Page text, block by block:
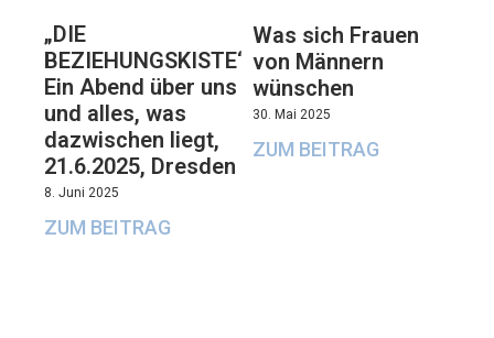
„DIE
BEZIEHUNGSKISTE“:
Ein Abend über uns
und alles, was
dazwischen liegt,
21.6.2025, Dresden
8. Juni 2025
ZUM BEITRAG
Was sich Frauen
von Männern
wünschen
30. Mai 2025
ZUM BEITRAG